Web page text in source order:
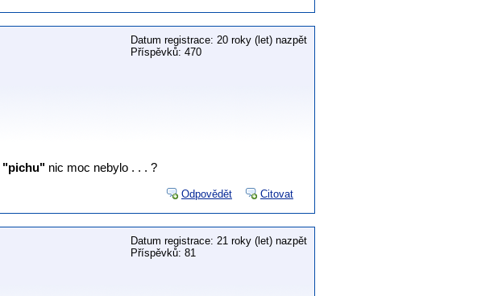
Datum registrace: 20 roky (let) nazpět
Příspěvků: 470
"pichu" nic moc nebylo . . . ?
Odpovědět Citovat
Datum registrace: 21 roky (let) nazpět
Příspěvků: 81